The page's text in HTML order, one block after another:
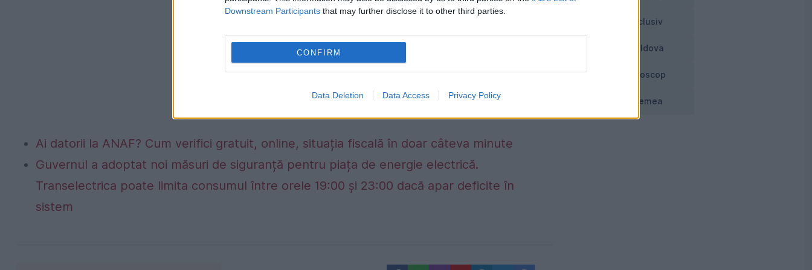
Downstream Participants that may further disclose it to other third parties.
CONFIRM
Data Deletion Data Access Privacy Policy
Ai datorii la ANAF? Cum verifici gratuit, online, situația fiscală în doar câteva minute
Guvernul a adoptat noi măsuri de siguranță pentru piața de energie electrică.
Transelectrica poate limita consumul între orele 19:00 și 23:00 dacă apar deficite în
sistem
Exclusiv
Moldova
Horoscop
Vremea